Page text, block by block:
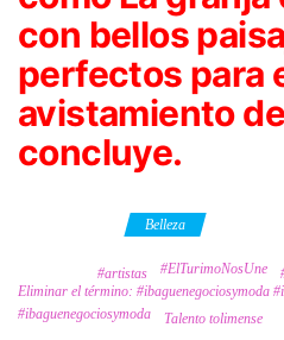
con bellos
perfectos para
avistamiento de
concluye.
Belleza
#artistas #ElTurimoNosUne
Eliminar el término: #ibaguenegociosymoda
#ibaguenegociosymoda
Talento tolimense